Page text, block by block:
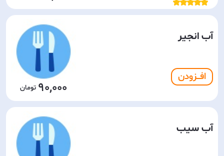
آب انجیر
افـــزودن
90,000
آب سیب